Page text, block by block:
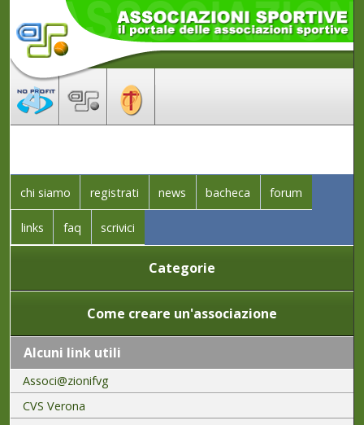
chi siamo registrati news bacheca forum
links faq scrivici
Categorie
Come creare un'associazione
Alcuni link utili
Associ@zionifvg
CVS Verona